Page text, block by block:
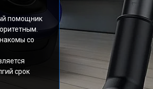
помощник
со
срок